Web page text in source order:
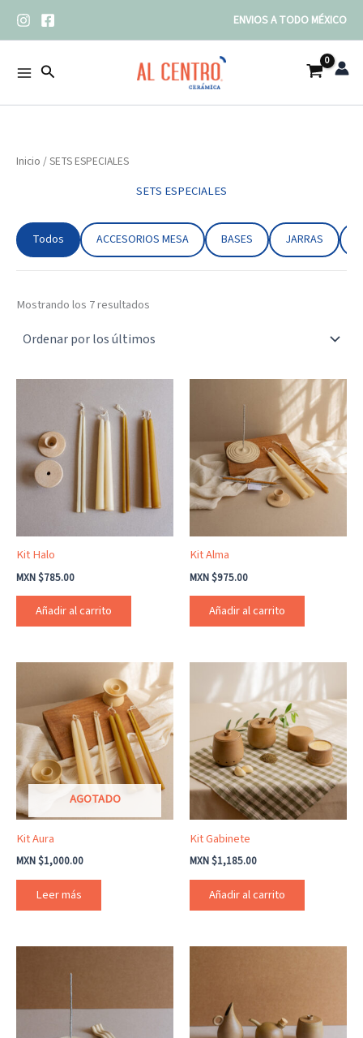
ENVIOS A TODO MÉXICO
Buscar
Inicio / SETS ESPECIALES
SETS ESPECIALES
Todos ACCESORIOS MESA BASES JARRAS
Mostrando los 7 resultados
últimos
Kit Halo
MXN $785.00
Añadir al carrito
Kit Alma
MXN $975.00
Añadir al carrito
AGOTADO
Kit Aura
MXN $1,000.00
Leer más
Kit Gabinete
MXN $1,185.00
Añadir al carrito